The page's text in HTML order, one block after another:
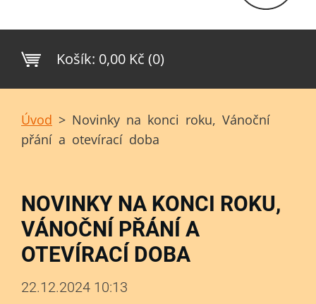
Košík: 0,00 Kč (0)
Úvod > Novinky na konci roku, Vánoční
přání a otevírací doba
NOVINKY NA KONCI ROKU,
VÁNOČNÍ PŘÁNÍ A
OTEVÍRACÍ DOBA
22.12.2024 10:13